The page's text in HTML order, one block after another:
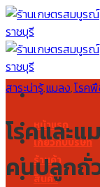
Skip
to
content
หน้าแรก
เกี่ยวกับบริษัท
ร้านค้า
สินค้า
สาระน่ารู้,แมลง,โรค
โรคและ
คนปลูกถั่